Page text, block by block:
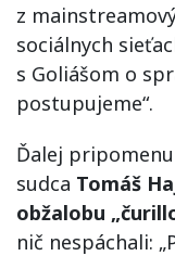
z
sociálnych
s Goliášom o
postupujeme“.
Ďalej
sudca Tomáš
obžalobu
nič nespáchali: